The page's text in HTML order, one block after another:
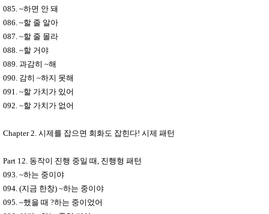
085. ~하면 안 돼
086. ~할 줄 알아
087. ~할 줄 몰라
088. ~할 거야
089. 과감히 ~해
090. 감히 ~하지 못해
091. ~할 가치가 있어
092. ~할 가치가 없어
Chapter 2. 시제를 잡으면 회화도 잡힌다! 시제 패턴
Part 12. 동작이 진행 중일 때 진행형 패턴
093. ~하는 중이야
094. (지금 한창) ~하는 중이야
095. ~했을 때 ?하는 중이었어